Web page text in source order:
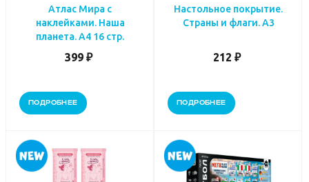
Атлас Мира с
наклейками. Наша
планета. А4 16 стр.
399 ₽
ПОДРОБНЕЕ
Настольное покрытие.
Страны и флаги. А3
212 ₽
ПОДРОБНЕЕ